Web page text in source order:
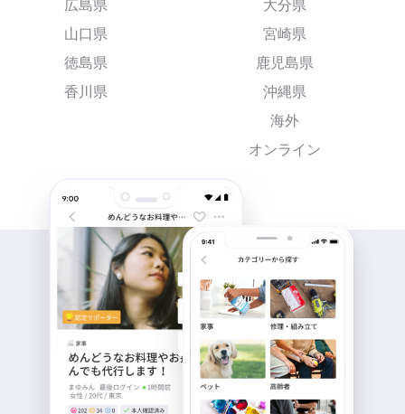
広島県
山口県
徳島県
香川県
大分県
宮崎県
鹿児島県
沖縄県
海外
オンライン